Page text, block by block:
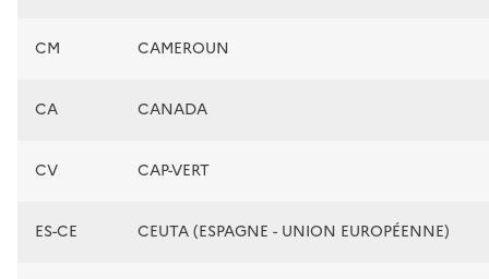
CM CAMEROUN
CA CANADA
CV CAP-VERT
ES-CE CEUTA (ESPAGNE - UNION EUROPÉENNE)